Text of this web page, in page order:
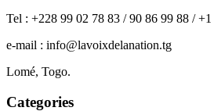
Tel : +228 99 02 78 83 / 90 86 99 88 /
e-mail : info@lavoixdelanation.tg
Lomé, Togo.
Categories